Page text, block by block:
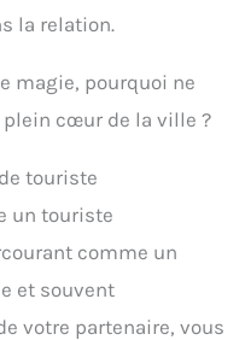
la relation.
magie, pourquoi ne
plein cœur de la ville ?
touriste
un touriste
comme un
et souvent
votre partenaire, vous